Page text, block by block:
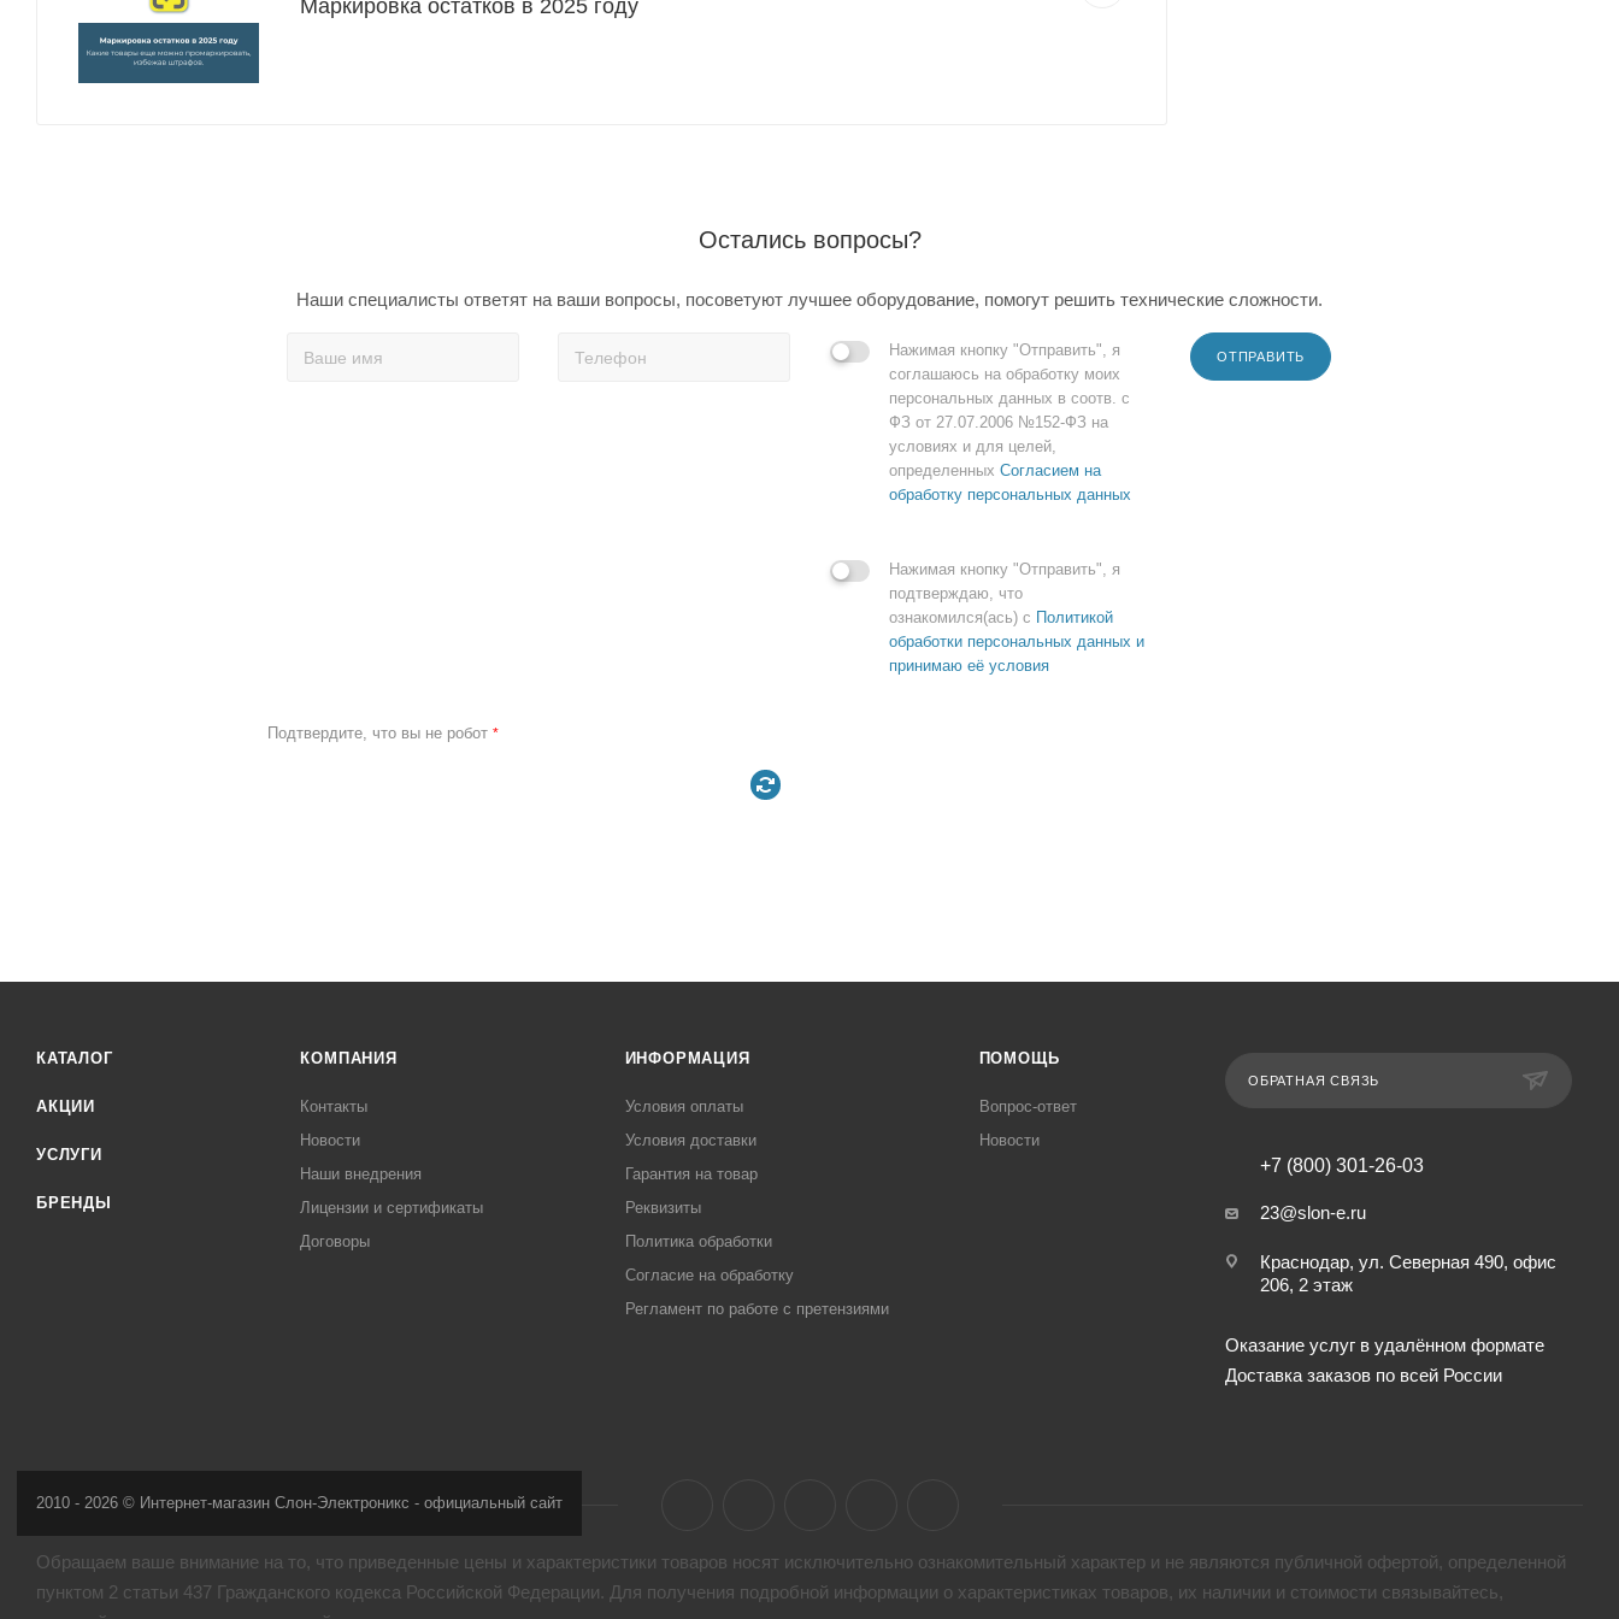
Маркировка остатков в 2025 году
Остались вопросы?
Наши специалисты ответят на ваши вопросы, посоветуют лучшее оборудование, помогут решить технические сложности.
Нажимая кнопку "Отправить", я
соглашаюсь на обработку моих
персональных данных в соотв. с
ФЗ от 27.07.2006 №152-ФЗ на
условиях и для целей,
определенных Согласием на
обработку персональных данных
Нажимая кнопку "Отправить", я
подтверждаю, что
ознакомился(ась) с Политикой
обработки персональных данных и
принимаю её условия
ОТПРАВИТЬ
Подтвердите, что вы не робот *
КАТАЛОГ
АКЦИИ
УСЛУГИ
БРЕНДЫ
КОМПАНИЯ
Контакты
Новости
Наши внедрения
Лицензии и сертификаты
Договоры
ИНФОРМАЦИЯ
Условия оплаты
Условия доставки
Гарантия на товар
Реквизиты
Политика обработки
Согласие на обработку
Регламент по работе с претензиями
ПОМОЩЬ
Вопрос-ответ
Новости
ОБРАТНАЯ СВЯЗЬ
+7 (800) 301-26-03
23@slon-e.ru
Краснодар, ул. Северная 490, офис
206, 2 этаж
Оказание услуг в удалённом формате
Доставка заказов по всей России
2010 - 2026 © Интернет-магазин Слон-Электроникс - официальный сайт
Обращаем ваше внимание на то, что приведенные цены и характеристики товaров носят исключительно ознакомительный характер и не являются публичной офертой, определенной
пунктом 2 статьи 437 Гражданского кодекса Российской Федерации. Для получения подробной информации о характеристиках товaров, их наличии и стоимости связывайтесь,